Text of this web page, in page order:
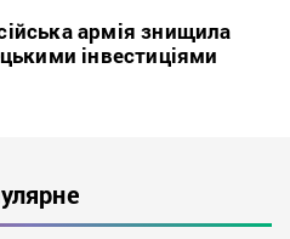
армія знищила
інвестиціями